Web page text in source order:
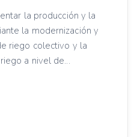
la producción y la
la modernización y
riego colectivo y la
a nivel de...